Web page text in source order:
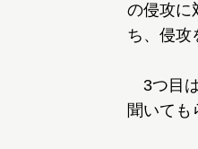
の侵攻に
ち、侵攻
3つ目
聞いても